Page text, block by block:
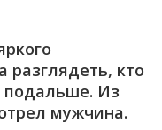
разглядеть, кто
подальше. Из
мужчина.